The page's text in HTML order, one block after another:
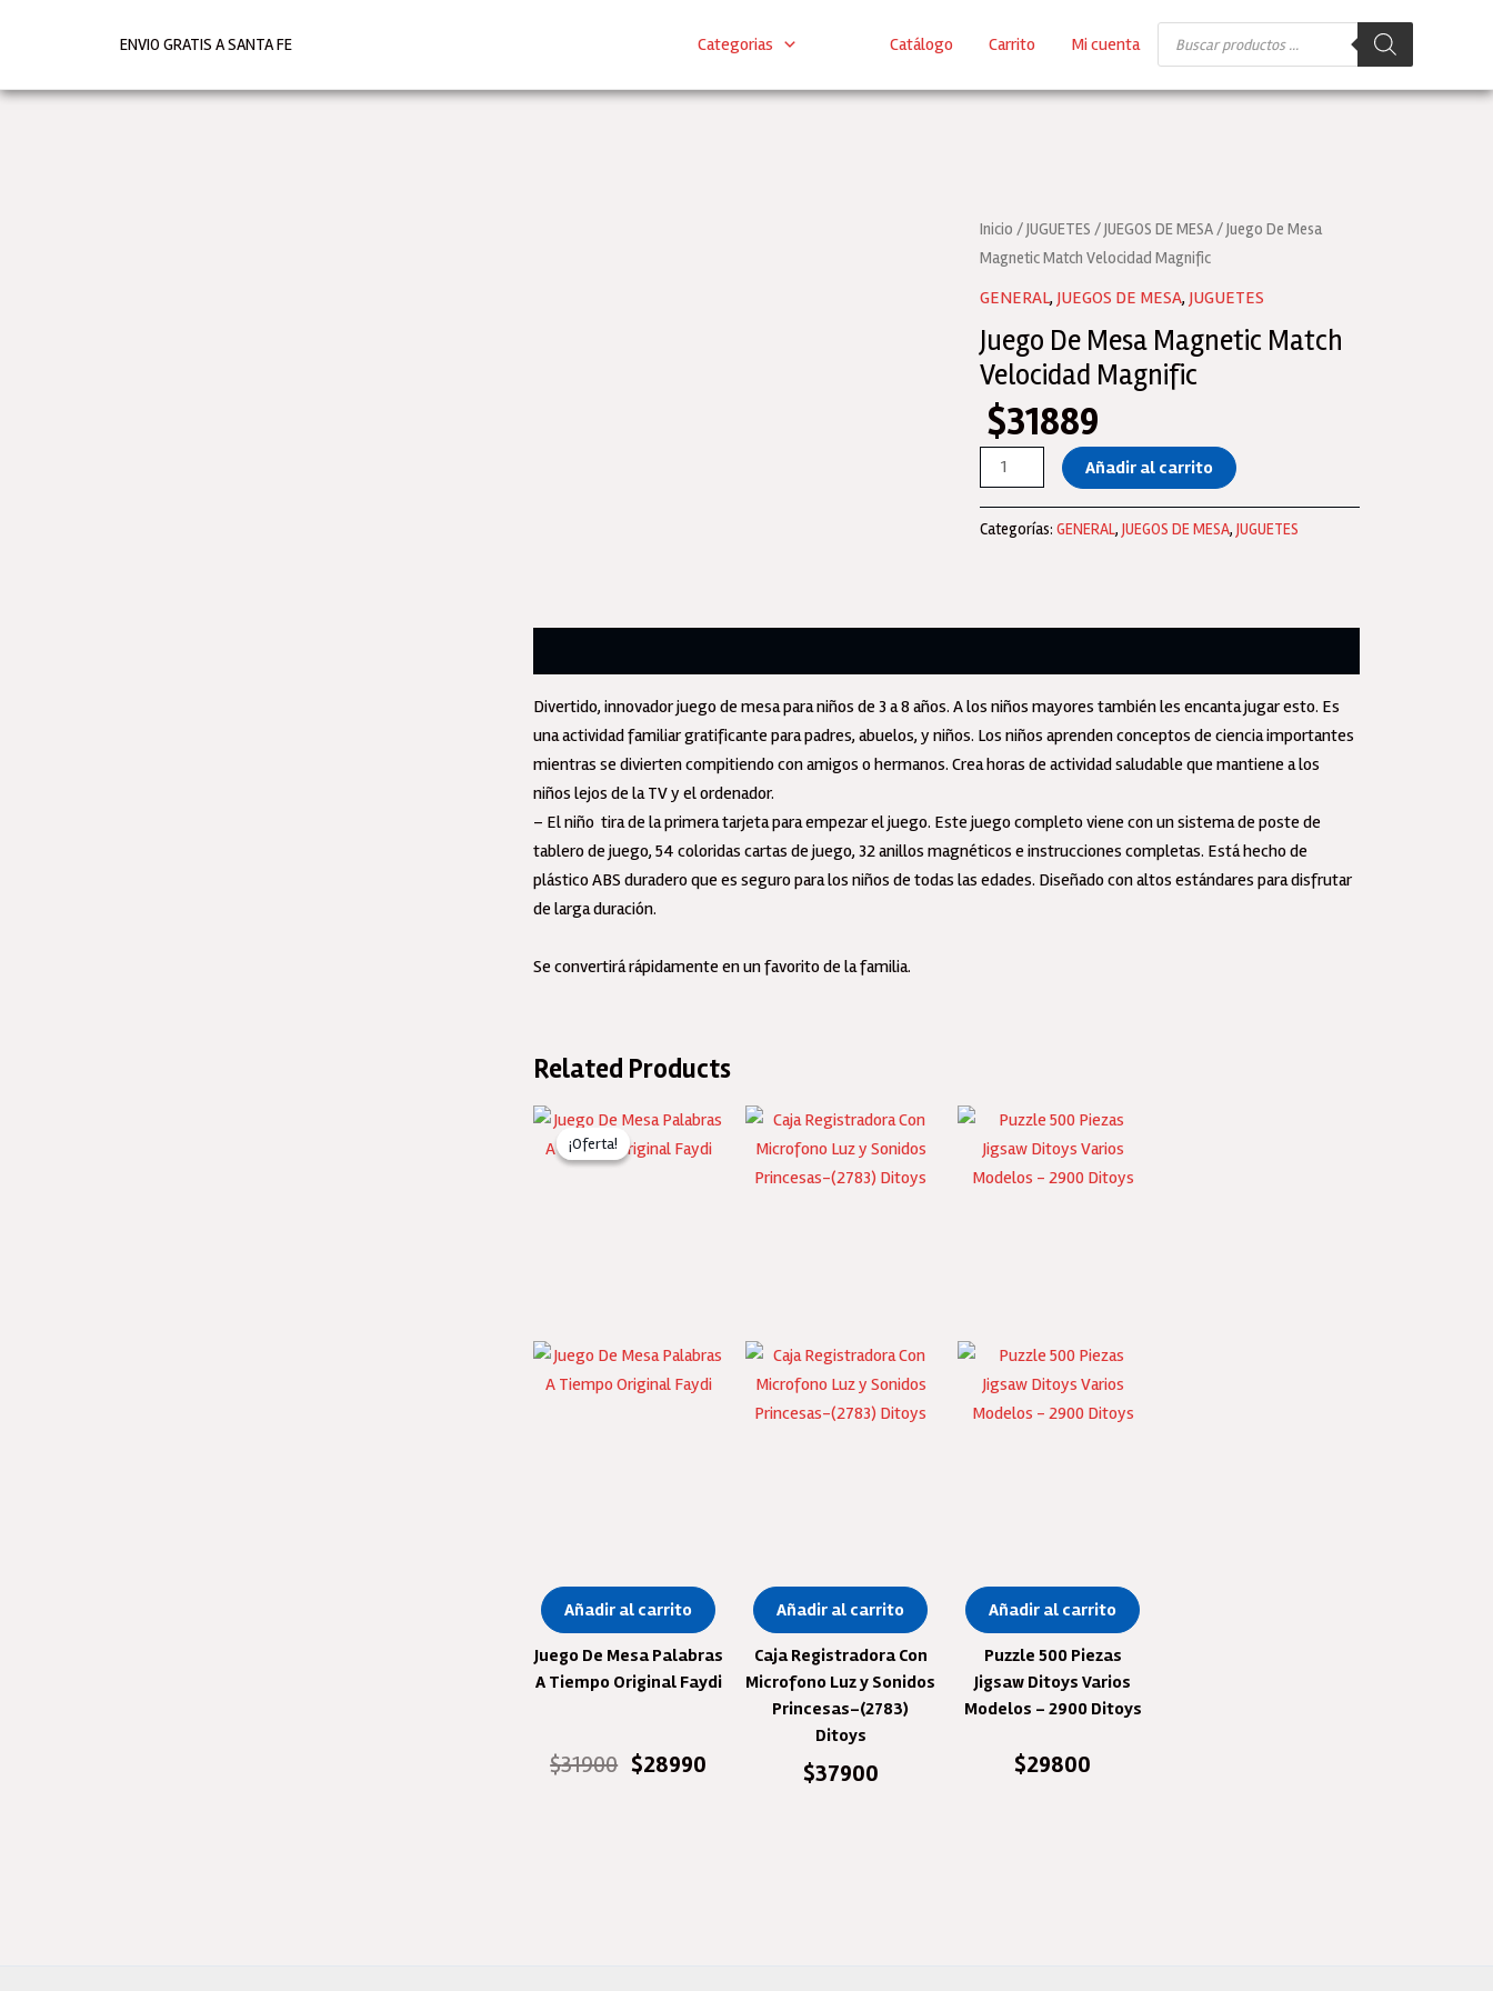
ENVIO GRATIS A SANTA FE Categorias Catálogo Carrito Mi cuenta
Búsqueda
productos
Inicio /JUGUETES /JUEGOS DE MESA/ Juego De Mesa
Magnetic Match Velocidad Magnific
GENERAL, JUEGOS DE MESA, JUGUETES
Juego De Mesa Magnetic Match
Velocidad Magnific
$31889
Juego
De
Magnific
Añadir al carrito
Categorías: GENERAL, JUEGOS DE MESA, JUGUETES
Divertido, innovador juego de mesa para niños de 3 a 8 años. A los niños mayores también les encanta jugar esto. Es
una actividad familiar gratificante para padres, abuelos, y niños. Los niños aprenden conceptos de ciencia importantes
mientras se divierten compitiendo con amigos o hermanos. Crea horas de actividad saludable que mantiene a los
niños lejos de la TV y el ordenador.
– El niño tira de la primera tarjeta para empezar el juego. Este juego completo viene con un sistema de poste de
tablero de juego, 54 coloridas cartas de juego, 32 anillos magnéticos e instrucciones completas. Está hecho de
plástico ABS duradero que es seguro para los niños de todas las edades. Diseñado con altos estándares para disfrutar
de larga duración.
Se convertirá rápidamente en un favorito de la familia.
Related Products
¡Oferta!
¡Oferta!
Añadir al carrito
Juego De Mesa Palabras
A Tiempo Original Faydi
$31900
El
precio
$28990
Añadir al carrito
Caja Registradora Con
Microfono Luz y Sonidos
Princesas-(2783)
Ditoys
$37900
Añadir al carrito
Puzzle 500 Piezas
Jigsaw Ditoys Varios
Modelos – 2900 Ditoys
$29800